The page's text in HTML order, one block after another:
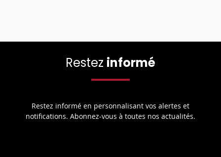
Restez informé
Restez informé en personnalisant vos alertes et
notifications. Abonnez-vous à toutes nos actualités.